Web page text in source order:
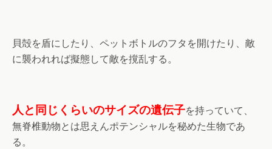
貝殻を盾にしたり、ペットボトルのフタを開けたり、敵
に襲われれば擬態して敵を撹乱する。
人と同じくらいのサイズの遺伝子を持っていて、
無脊椎動物とは思えんポテンシャルを秘めた生物であ
る。